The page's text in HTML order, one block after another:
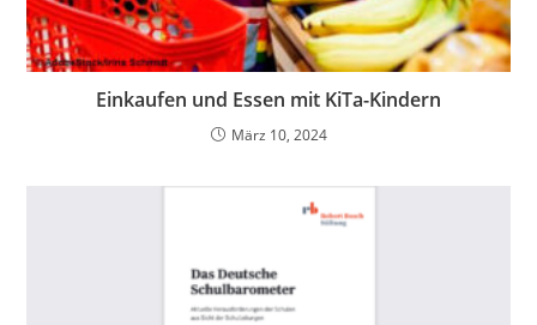
Einkaufen und Essen mit KiTa-Kindern
März 10, 2024